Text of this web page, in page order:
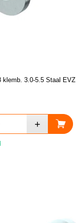
klemb. 3.0-5.5 Staal EVZ